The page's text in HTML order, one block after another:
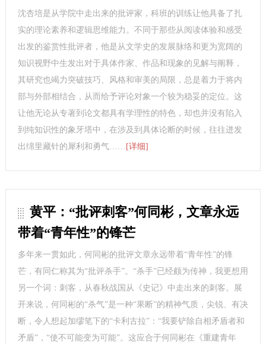
沈杏培是从学院中走出来的批评家，科班的训练让他具备了扎
实的理论素养和逻辑思维能力。不同于那些从阅读体验和感受
出发的鉴赏性批评者，他是从文学史的发展脉络和更为宽阔的
知识视野中生发出对于具体作家、作品和现象的见解与阐释，
其研究也竭力突破技巧、风格和审美的局限，总是着力于将内
部与外部相结合，从而给予评论对象一个较为稳妥的定位。这
让他无论从专著到论文都具有学理性的特色，却也并没有陷入
到纯知识性的象牙塔中，在涉及到具体论断的时候，往往迸发
出绵里藏针的犀利和勇气…… [详细]
黄平：“批评刺客”何同彬，文章永远
带着“青年性”的锋芒
多年来一贯如此，何同彬的批评文章永远带着“青年性”的锋
芒，有同仁称其为“批评杀手”。“杀手”已经颇为传神，我更想用
另一个词：刺客，从春秋战国从《史记》中走出来的刺客。展
开来说，何同彬的“杀气”是一种“果断”的精神气质，尖锐、有决
断，令人想起加缪笔下的“卡利古拉”：“我要铲除自相矛盾者和
矛盾”，“使不可能变为可能”。这应合于何同彬在《重建青年